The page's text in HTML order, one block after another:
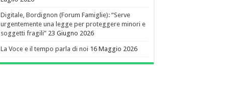
Digitale, Bordignon (Forum Famiglie): “Serve
urgentemente una legge per proteggere minori e
soggetti fragili” 23 Giugno 2026
La Voce e il tempo parla di noi 16 Maggio 2026